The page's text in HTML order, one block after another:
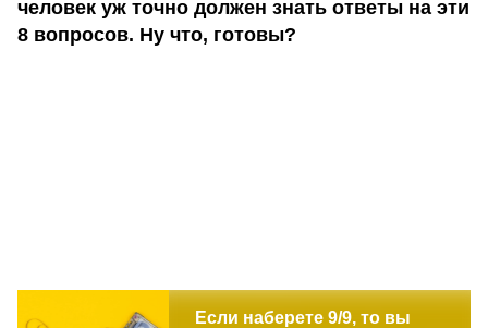
человек уж точно должен знать ответы на эти
8 вопросов. Ну что, готовы?
Если наберете 9/9, то вы